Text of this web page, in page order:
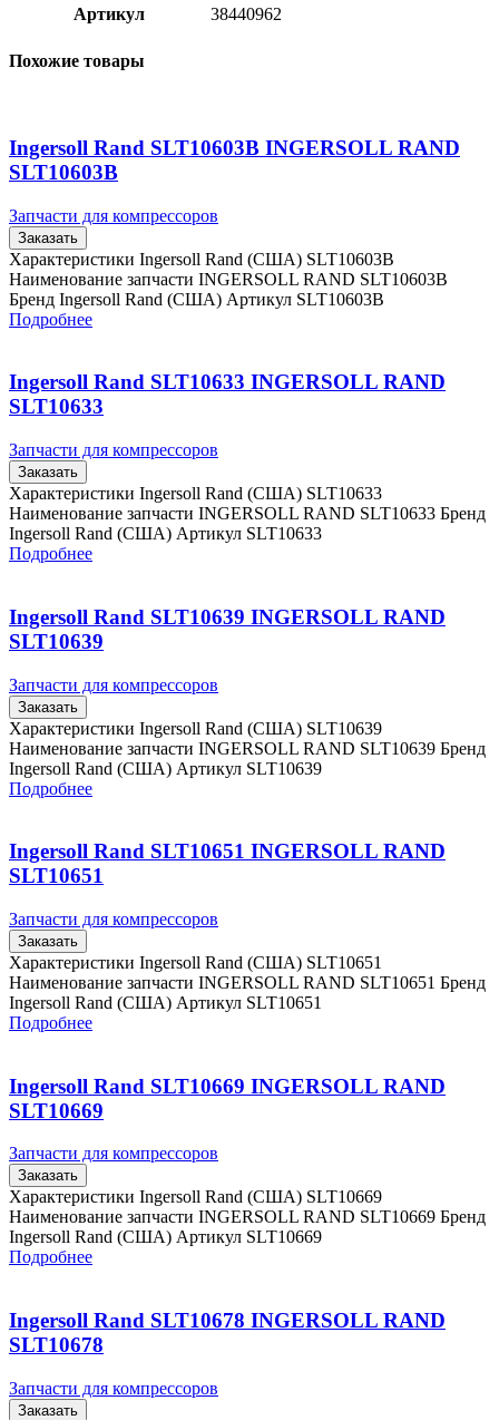
Артикул
38440962
Похожие товары
Ingersoll Rand SLT10603B INGERSOLL RAND
SLT10603B
Запчасти для компрессоров
Заказать
Характеристики Ingersoll Rand (США) SLT10603B
Наименование запчасти INGERSOLL RAND SLT10603B
Бренд Ingersoll Rand (США) Артикул SLT10603B
Подробнее
Ingersoll Rand SLT10633 INGERSOLL RAND
SLT10633
Запчасти для компрессоров
Заказать
Характеристики Ingersoll Rand (США) SLT10633
Наименование запчасти INGERSOLL RAND SLT10633 Бренд
Ingersoll Rand (США) Артикул SLT10633
Подробнее
Ingersoll Rand SLT10639 INGERSOLL RAND
SLT10639
Запчасти для компрессоров
Заказать
Характеристики Ingersoll Rand (США) SLT10639
Наименование запчасти INGERSOLL RAND SLT10639 Бренд
Ingersoll Rand (США) Артикул SLT10639
Подробнее
Ingersoll Rand SLT10651 INGERSOLL RAND
SLT10651
Запчасти для компрессоров
Заказать
Характеристики Ingersoll Rand (США) SLT10651
Наименование запчасти INGERSOLL RAND SLT10651 Бренд
Ingersoll Rand (США) Артикул SLT10651
Подробнее
Ingersoll Rand SLT10669 INGERSOLL RAND
SLT10669
Запчасти для компрессоров
Заказать
Характеристики Ingersoll Rand (США) SLT10669
Наименование запчасти INGERSOLL RAND SLT10669 Бренд
Ingersoll Rand (США) Артикул SLT10669
Подробнее
Ingersoll Rand SLT10678 INGERSOLL RAND
SLT10678
Запчасти для компрессоров
Заказать